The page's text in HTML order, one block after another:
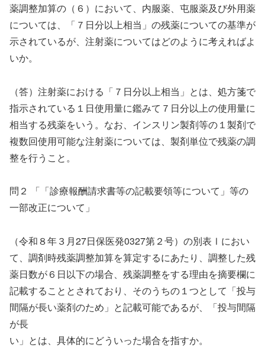
薬調整加算の（６）において、内服薬、屯服薬及び外用薬
については、「７日分以上相当」の残薬についての基準が
示されているが、注射薬についてはどのように考えればよ
いか。
（答）注射薬における「７日分以上相当」とは、処方箋で
指示されている１日使用量に鑑みて７日分以上の使用量に
相当する残薬をいう。なお、インスリン製剤等の１製剤で
複数回使用可能な注射薬については、製剤単位で残薬の調
整を行うこと。
問２ 「「診療報酬請求書等の記載要領等について」等の
一部改正について」
（令和８年３月27日保医発0327第２号）の別表Ⅰにおい
て、調剤時残薬調整加算を算定するにあたり、調整した残
薬日数が６日以下の場合、残薬調整をする理由を摘要欄に
記載することとされており、そのうちの１つとして「投与
間隔が長い薬剤のため」と記載可能であるが、「投与間隔
が長
い」とは、具体的にどういった場合を指すか。